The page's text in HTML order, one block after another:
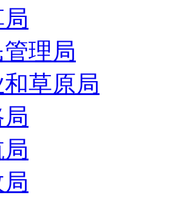
理局
草原局